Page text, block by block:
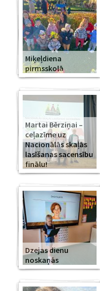
Miķeļdiena
pirmsskolā
Martai Bērziņai –
ceļazīme uz
Nacionālās skaļās
lasīšanas sacensību
finālu!
Dzejas dienu
noskaņās